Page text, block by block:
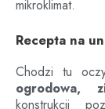
mikroklimat.
Recepta na
Chodzi tu
ogrodowa,
konstrukcji